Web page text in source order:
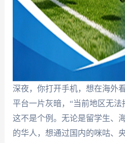
深夜，你打开手机，想在海外
平台一片灰暗，“当前地区无法
这不是个例。无论是留学生、
的华人，想通过国内的咪咕、